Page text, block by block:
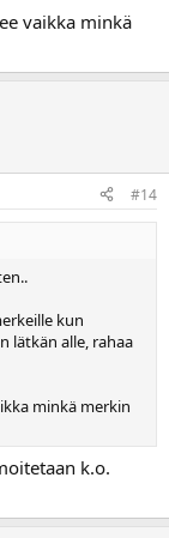
vaikka minkä
#14
kun
lätkän alle, rahaa
minkä merkin
k.o.